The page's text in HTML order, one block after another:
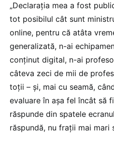
„Declarația mea a fost
tot posibilul cât sunt
online, pentru că atâta
generalizată, n-ai
conținut digital, n-ai
câteva zeci de mii de
toții – și, mai cu seamă,
evaluare în așa fel încât să
răspunde din spatele
răspundă, nu frații mai mari